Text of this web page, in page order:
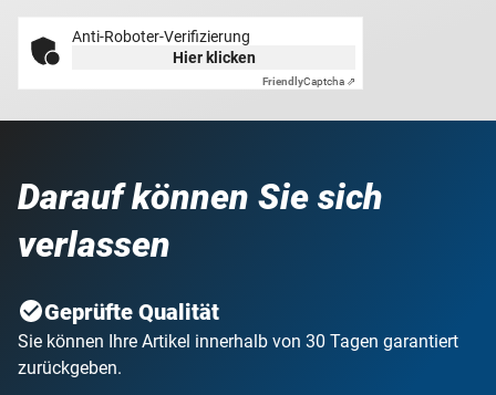
Anti-Roboter-Verifizierung
Hier klicken
FriendlyCaptcha ⇗
Darauf können Sie sich
verlassen
Geprüfte Qualität
Sie können Ihre Artikel innerhalb von 30 Tagen garantiert
zurückgeben.